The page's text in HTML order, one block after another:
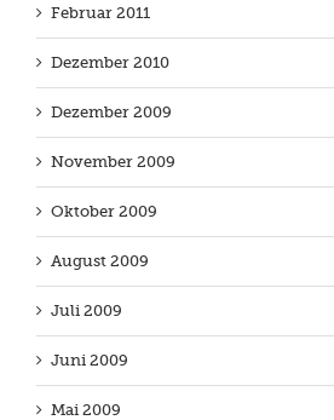
Februar 2011
Dezember 2010
Dezember 2009
November 2009
Oktober 2009
August 2009
Juli 2009
Juni 2009
Mai 2009